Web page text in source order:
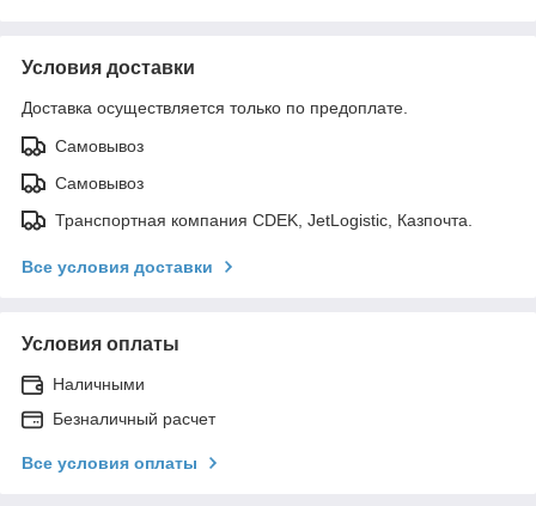
Условия доставки
Доставка осуществляется только по предоплате.
Самовывоз
Самовывоз
Транспортная компания CDEK, JetLogistic, Казпочта.
Все условия доставки
Условия оплаты
Наличными
Безналичный расчет
Все условия оплаты